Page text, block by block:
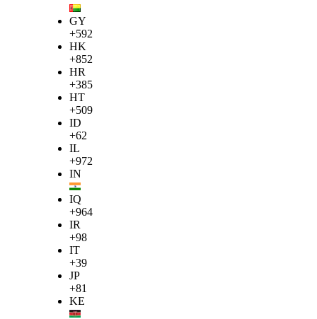
GY
+592
HK
+852
HR
+385
HT
+509
ID
+62
IL
+972
IN
IQ
+964
IR
+98
IT
+39
JP
+81
KE